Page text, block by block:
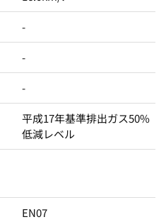
-
-
-
平成17年基準排出ガス50%
低減レベル
EN07